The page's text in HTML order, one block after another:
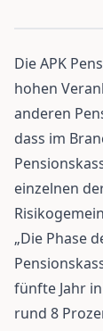
Die APK
hohen
anderen
dass im
einzelnen
„Die Phase
fünfte Jahr
rund 8